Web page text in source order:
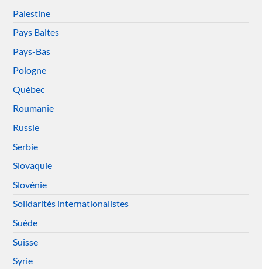
Palestine
Pays Baltes
Pays-Bas
Pologne
Québec
Roumanie
Russie
Serbie
Slovaquie
Slovénie
Solidarités internationalistes
Suède
Suisse
Syrie